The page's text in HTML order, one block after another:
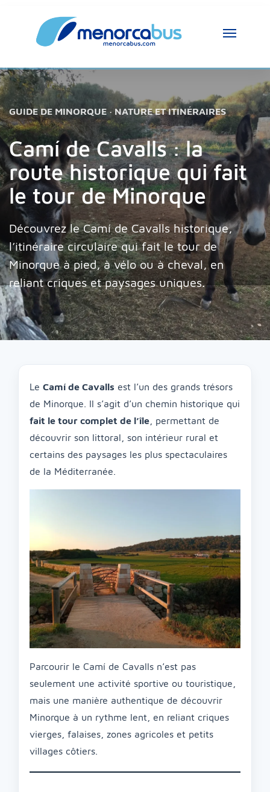
GUIDE DE MINORQUE · NATURE ET ITINÉRAIRES
Camí de Cavalls : la
route historique qui fait
le tour de Minorque
Découvrez le Camí de Cavalls historique,
l’itinéraire circulaire qui fait le tour de
Minorque à pied, à vélo ou à cheval, en
reliant criques et paysages uniques.
Le Camí de Cavalls est l’un des grands trésors
de Minorque. Il s’agit d’un chemin historique qui
fait le tour complet de l’île , permettant de
découvrir son littoral, son intérieur rural et
certains des paysages les plus spectaculaires
de la Méditerranée.
Parcourir le Camí de Cavalls n’est pas
seulement une activité sportive ou touristique,
mais une manière authentique de découvrir
Minorque à un rythme lent, en reliant criques
vierges, falaises, zones agricoles et petits
villages côtiers.